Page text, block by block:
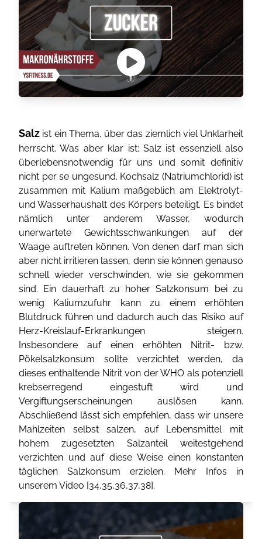
Salz ist ein Thema, über das ziemlich viel Unklarheit
herrscht. Was aber klar ist: Salz ist essenziell also
überlebensnotwendig für uns und somit definitiv
nicht per se ungesund. Kochsalz (Natriumchlorid) ist
zusammen mit Kalium maßgeblich am Elektrolyt-
und Wasserhaushalt des Körpers beteiligt. Es bindet
nämlich unter anderem Wasser, wodurch
unerwartete Gewichtsschwankungen auf der
Waage auftreten können. Von denen darf man sich
aber nicht irritieren lassen, denn sie können genauso
schnell wieder verschwinden, wie sie gekommen
sind. Ein dauerhaft zu hoher Salzkonsum bei zu
wenig Kaliumzufuhr kann zu einem erhöhten
Blutdruck führen und dadurch auch das Risiko auf
Herz-Kreislauf-Erkrankungen steigern.
Insbesondere auf einen erhöhten Nitrit- bzw.
Pökelsalzkonsum sollte verzichtet werden, da
dieses enthaltende Nitrit von der WHO als potenziell
krebserregend eingestuft wird und
Vergiftungserscheinungen auslösen kann.
Abschließend lässt sich empfehlen, dass wir unsere
Mahlzeiten selbst salzen, auf Lebensmittel mit
hohem zugesetzten Salzanteil weitestgehend
verzichten und auf diese Weise einen konstanten
täglichen Salzkonsum erzielen. Mehr Infos in
unserem Video [34,35,36,37,38].